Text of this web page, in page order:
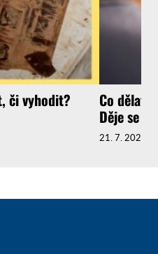
či vyhodit?
Co dělat,
Děje se
21. 7. 2026